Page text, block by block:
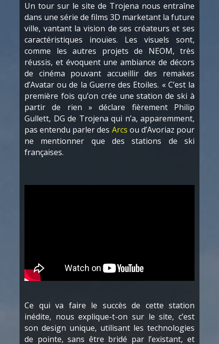
Un tour sur le site de Trojena nous entraîne
dans une série de films 3D marketant la future
ville, vantant la vision de ses créateurs et ses
caractéristiques inouïes. Les visuels sont,
comme les autres projets de NEOM, très
réussis, et évoquent une ambiance de décors
de cinéma pouvant accueillir des remakes
d’Avatar ou de la Guerre des Etoiles. « C’est la
première fois qu’on crée une station de ski à
partir de rien » déclare fièrement Philip
Gullett, DG de Trojena qui n’a, apparemment,
pas entendu parler des Arcs ou d’Avoriaz pour
ne mentionner que des stations de ski
françaises.
Ce qui va faire le succès de cette station
inédite, nous explique-t-on sur le site, c’est
son design unique, utilisant les technologies
de pointe, sans être bridé par l’existant, et